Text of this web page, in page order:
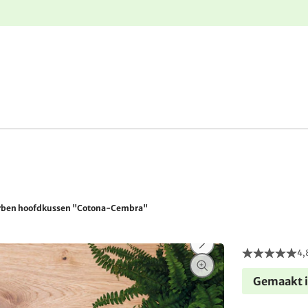
hoofdkussen "Cotona-Cembra"
Gemaakt